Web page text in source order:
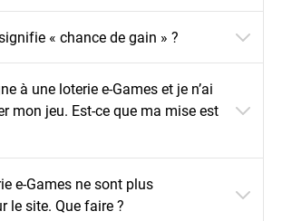
« chance de gain » ?
à une loterie e-Games et je n’ai
mon jeu. Est-ce que ma mise est
e-Games ne sont plus
le site. Que faire ?